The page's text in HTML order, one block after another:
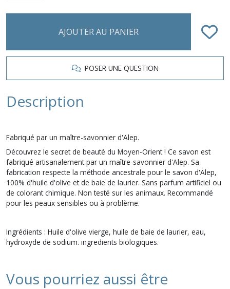
AJOUTER AU PANIER
POSER UNE QUESTION
Description
Fabriqué par un maître-savonnier d'Alep.
Découvrez le secret de beauté du Moyen-Orient ! Ce savon est
fabriqué artisanalement par un maître-savonnier d'Alep. Sa
fabrication respecte la méthode ancestrale pour le savon d'Alep,
100% d'huile d'olive et de baie de laurier. Sans parfum artificiel ou
de colorant chimique. Non testé sur les animaux. Recommandé
pour les peaux sensibles ou à problème.
Ingrédients : Huile d'olive vierge, huile de baie de laurier, eau,
hydroxyde de sodium. ingredients biologiques.
Vous pourriez aussi être